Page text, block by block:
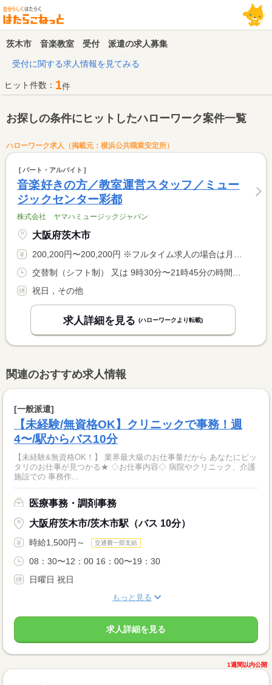
茨木市 音楽教室 受付 派遣の求人募集
受付に関する求人情報を見てみる
ヒット件数： 1件
お探しの条件にヒットしたハローワーク案件一覧
ハローワーク求人（掲載元：横浜公共職業安定所）
パート・アルバイト
音楽好きの方／教室運営スタッフ／ミュー
ジックセンター彩都
株式会社 ヤマハミュージックジャパン
大阪府茨木市
200,200円〜200,200円 ※フルタイム求人の場合は月額（換算額）、パート求人の場合は時間額を表示しています。
祝日，その他
求人詳細を見る (ハローワークより転載)
関連のおすすめ求人情報
[一般派遣]
【未経験/無資格OK】クリニックで事務！週
4〜/駅からバス10分
【未経験&無資格OK！】 業界最大級のお仕事量だから あなたにピッ
タリのお仕事が見つかる★ ◇お仕事内容◇ 病院やクリニック、介護
施設での 事務作...
医療事務・調剤事務
大阪府茨木市/茨木市駅（バス 10分）
時給1,500円～ 交通費一部支給
08：30〜12：00 16：00〜19：30
日曜日 祝日
もっと見る
求人詳細を見る
1週間以内公開